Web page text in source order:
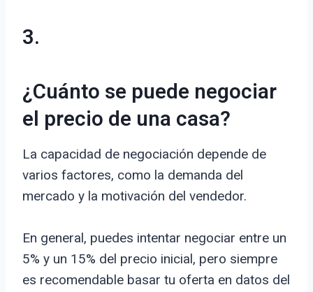
3.
¿Cuánto se puede negociar
el precio de una casa?
La capacidad de negociación depende de
varios factores, como la demanda del
mercado y la motivación del vendedor.
En general, puedes intentar negociar entre un
5% y un 15% del precio inicial, pero siempre
es recomendable basar tu oferta en datos del